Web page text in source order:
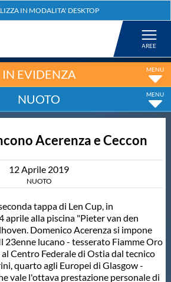
IN EVIDENZA
NUOTO
Acerenza e Ceccon
12Aprile 2019
NUOTO
tappa di Len Cup, in
aprile alla piscina "Pieter van den
Domenico Acerenza si impone
23enne lucano - tesserato Fiamme Oro
Centro Federale di Ostia dal tecnico
quarto agli Europei di Glasgow -
vale l'ottava prestazione personale di